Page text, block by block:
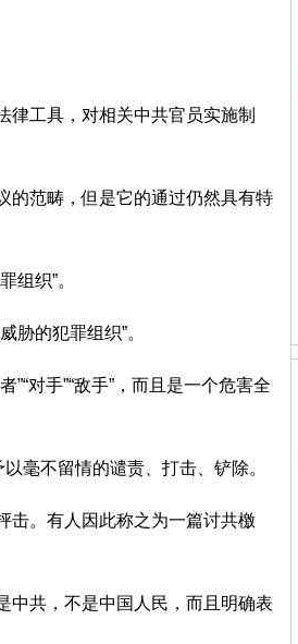
律工具，对相关中共官员实施制
的范畴，但是它的通过仍然具有特
组织”。
胁的犯罪组织”。
对手”“敌手”，而且是一个危害全
毫不留情的谴责、打击、铲除。
击。有人因此称之为一篇讨共檄
中共，不是中国人民，而且明确表